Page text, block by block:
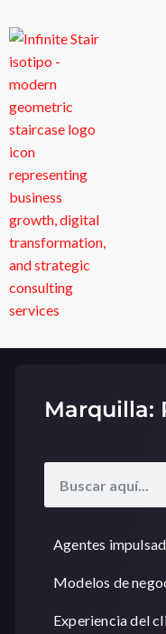
Marquilla:
Agentes
Modelos de
Experiencia del